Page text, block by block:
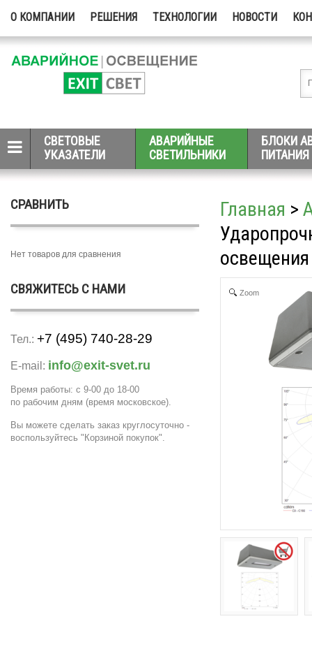
О КОМПАНИИ РЕШЕНИЯ ТЕХНОЛОГИИ НОВОСТИ
СВЕТОВЫЕ
УКАЗАТЕЛИ
АВАРИЙНЫЕ
СВЕТИЛЬНИКИ
БЛОКИ
ПИТАНИЯ
СРАВНИТЬ
Нет товаров для сравнения
СВЯЖИТЕСЬ С НАМИ
Тел.: +7 (495) 740-28-29
E-mail: info@exit-svet.ru
Время работы: с 9-00 до 18-00
по рабочим дням (время московское).
Вы можете сделать заказ круглосуточно -
воспользуйтесь "Корзиной покупок".
Главная >
освещения
Zoom